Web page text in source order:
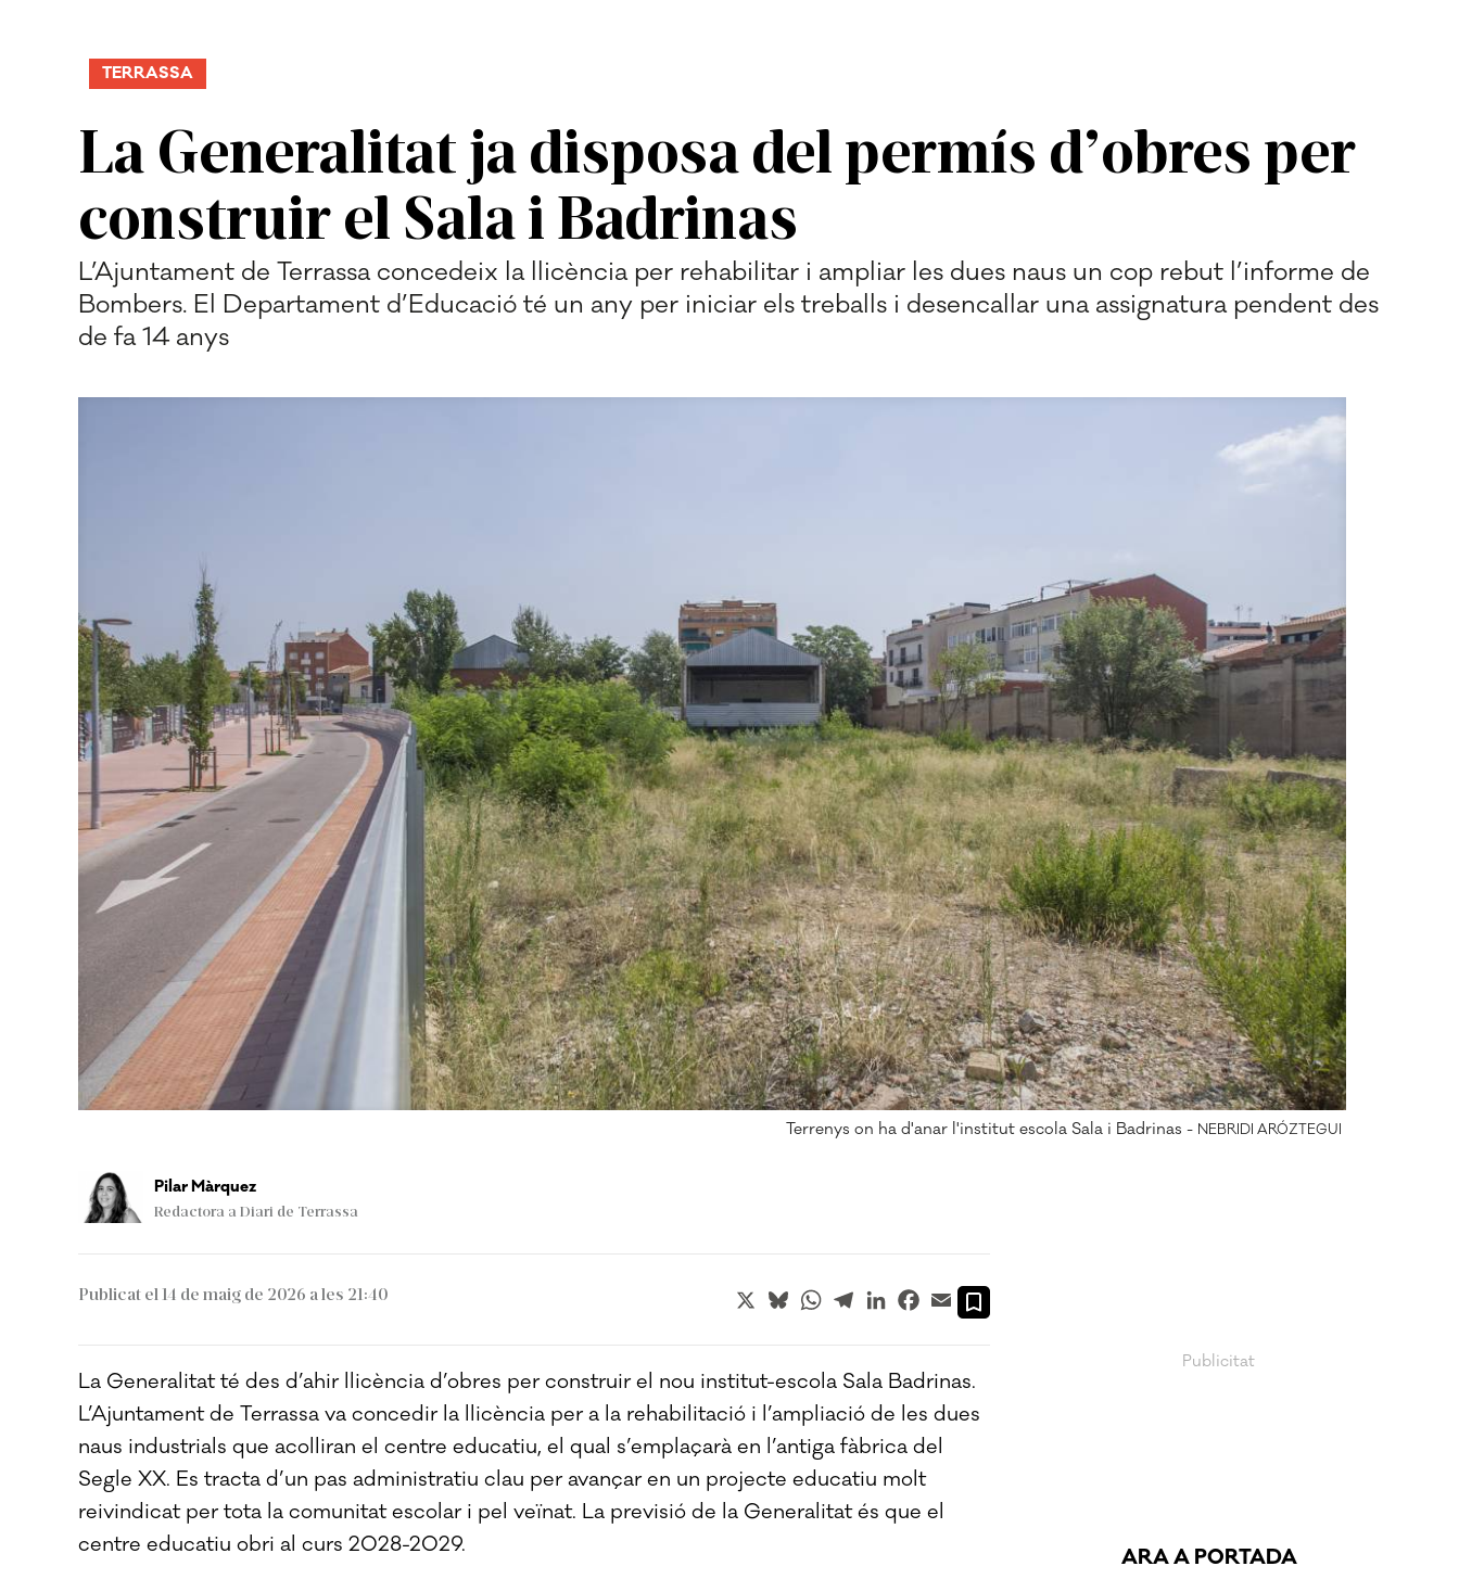
La Generalitat ja disposa del permís d’obres per
construir el Sala i Badrinas
TERRASSA
L’Ajuntament de Terrassa concedeix la llicència per rehabilitar i ampliar les dues naus un cop rebut l’informe de
Bombers. El Departament d’Educació té un any per iniciar els treballs i desencallar una assignatura pendent des
de fa 14 anys
Terrenys on ha d'anar l'institut escola Sala i Badrinas - NEBRIDI ARÓZTEGUI
ARA A PORTADA
Pilar Màrquez
Redactora a Diari de Terrassa
Publicat el 14 de maig de 2026 a les 21:40 X BlueskyWhatsApp
TelegramLinkedInFacebook
Email
La Generalitat té des d’ahir llicència d’obres per construir el nou institut-escola Sala Badrinas.
L’Ajuntament de Terrassa va concedir la llicència per a la rehabilitació i l’ampliació de les dues
naus industrials que acolliran el centre educatiu, el qual s’emplaçarà en l’antiga fàbrica del
Segle XX. Es tracta d’un pas administratiu clau per avançar en un projecte educatiu molt
reivindicat per tota la comunitat escolar i pel veïnat. La previsió de la Generalitat és que el
centre educatiu obri al curs 2028-2029.